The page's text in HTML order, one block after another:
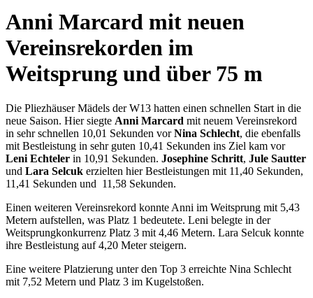
Anni Marcard mit neuen
Vereinsrekorden im
Weitsprung und über 75 m
Die Pliezhäuser Mädels der W13 hatten einen schnellen Start in die
neue Saison. Hier siegte Anni Marcard mit neuem Vereinsrekord
in sehr schnellen 10,01 Sekunden vorNina Schlecht, die ebenfalls
mit Bestleistung in sehr guten 10,41 Sekunden ins Ziel kam vor
Leni Echteler in 10,91 Sekunden. Josephine Schritt, Jule Sautter
und Lara Selcuk erzielten hier Bestleistungen mit 11,40 Sekunden,
11,41 Sekunden und 11,58 Sekunden.
Einen weiteren Vereinsrekord konnte Anni im Weitsprung mit 5,43
Metern aufstellen, was Platz 1 bedeutete. Leni belegte in der
Weitsprungkonkurrenz Platz 3 mit 4,46 Metern. Lara Selcuk konnte
ihre Bestleistung auf 4,20 Meter steigern.
Eine weitere Platzierung unter den Top 3 erreichte Nina Schlecht
mit 7,52 Metern und Platz 3 im Kugelstoßen.